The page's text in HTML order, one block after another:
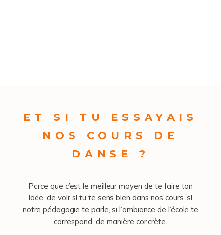
ET SI TU ESSAYAIS
NOS COURS DE
DANSE ?
Parce que c’est le meilleur moyen de te faire ton
idée, de voir si tu te sens bien dans nos cours, si
notre pédagogie te parle, si l’ambiance de l’école te
correspond, de manière concrète.